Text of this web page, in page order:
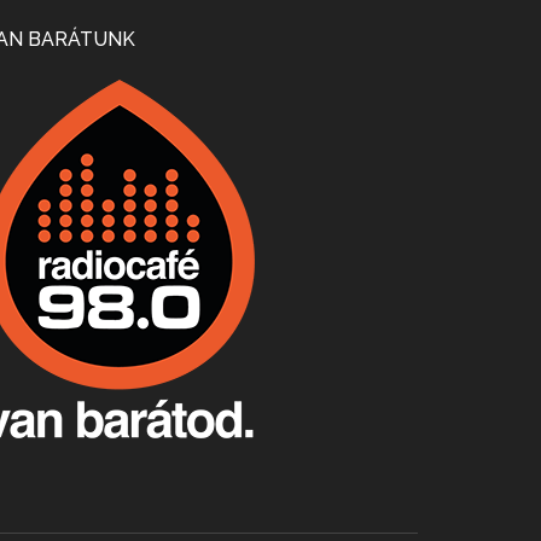
Apr 24, 2026 • 00:38:10
Villány, kékfrankos, Jackfall
Apr 17, 2026 • 00:35:38
Apr 9, 2026 • 00:37:17
BARÁTUNK